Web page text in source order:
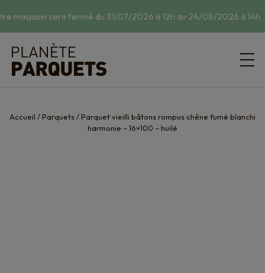
magasin sera fermé du 31/07/2026 à 12h au 24/08/2026 à 14h.
Accueil /Parquets/Parquet vieilli bâtons rompus chêne fumé blanchi
harmonie – 16×100 – huilé